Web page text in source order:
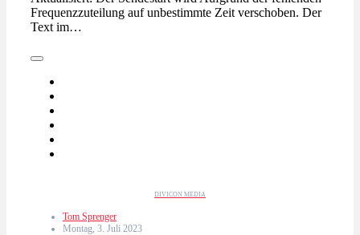
Frequenzzuteilung auf unbestimmte Zeit verschoben. Der
Text im…
DIVICON MEDIA
Tom Sprenger
Montag, 3. Juli 2023